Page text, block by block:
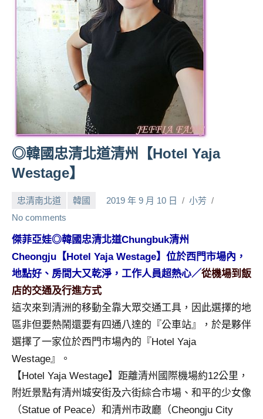
遊、
路、
旅
遊
目
賓、
News
金
號
節
班
底、
外
景
目
主
持、
吳
哥
泰
國
◎韓國忠清北道清州【Hotel Yaja
Westage】
忠清南北道 韓國 2019 年 9 月 10 日
小芳
No comments
傑菲亞娃◎韓國忠清北道Chungbuk清州
Cheongju【Hotel Yaja Westage】位於西門市場內，
地點好、房間大又乾淨，工作人員超熱心／從機場到飯
店的交通及行進方式
這次來到清洲的移動全靠大眾交通工具，因此選擇的地
區非但要熱鬧還要有四通八達的『公車站』，於是夥伴
選擇了一家位於西門市場內的『Hotel Yaja
Westage』。
【Hotel Yaja Westage】距離清州國際機場約12公里，
附近景點有清州城安街及六街綜合市場、和平的少女像
（Statue of Peace）和清州市政廳（Cheongju City